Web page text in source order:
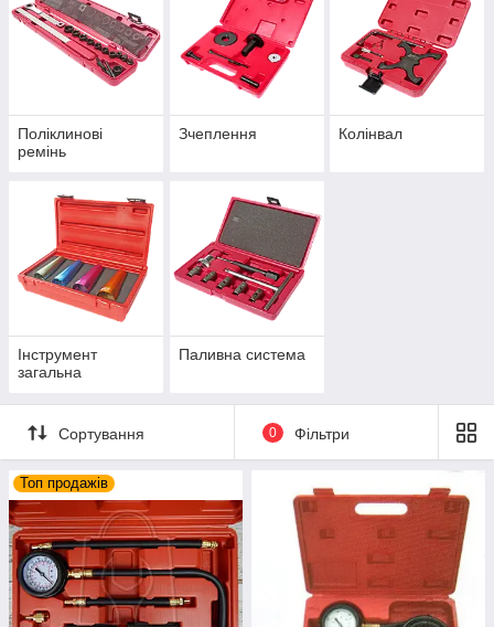
Поліклинові
ремінь
Зчеплення Колінвал
Інструмент
загальна
Паливна система
Сортування 0 Фільтри
Топ продажів